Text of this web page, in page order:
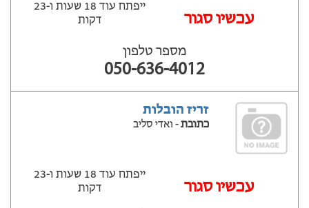
עכשיו סגור
ייפתח עוד 18 שעות ‫ו-23
דקות
מספר טלפון
050-636-4012
זריז הובלות
כתובת- ואדי סליב
עכשיו סגור
ייפתח עוד 18 שעות ‫ו-23
דקות